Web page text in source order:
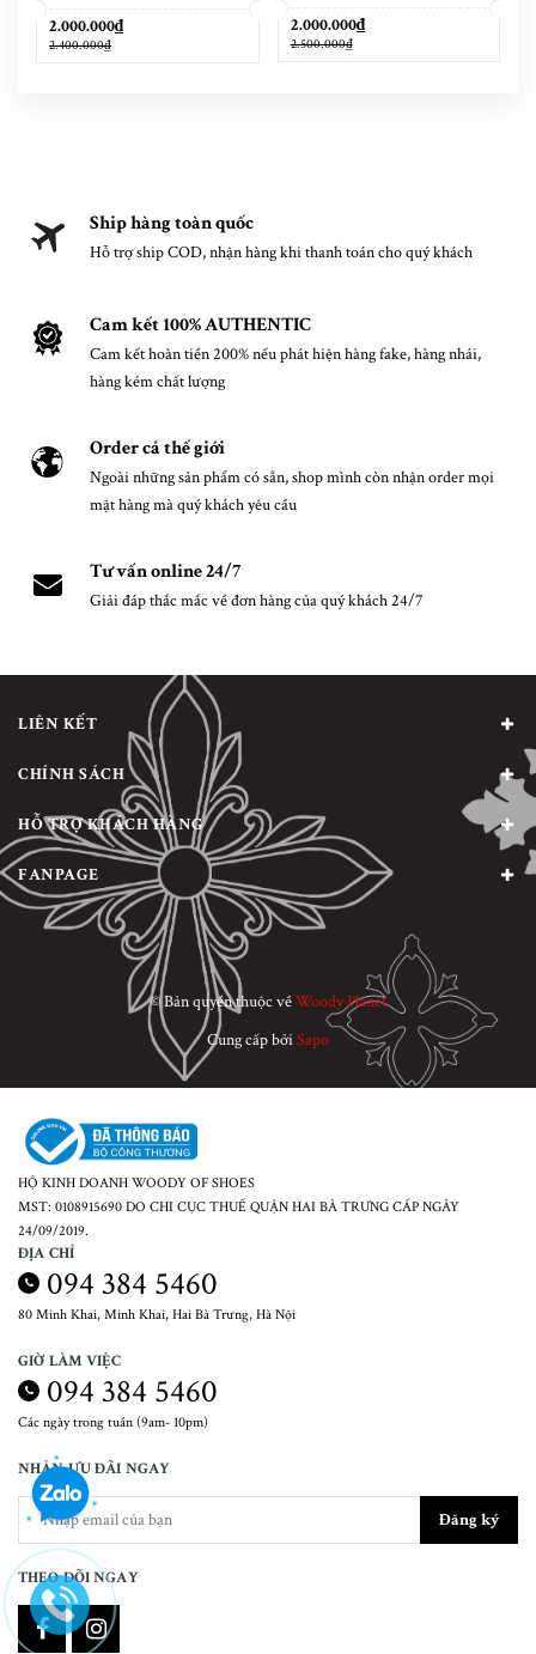
2.000.000₫
2.400.000₫
2.000.000₫
2.500.000₫
Ship hàng toàn quốc
Hỗ trợ ship COD, nhận hàng khi thanh toán cho quý khách
Cam kết 100% AUTHENTIC
Cam kết hoàn tiền 200% nếu phát hiện hàng fake, hàng nhái,
hàng kém chất lượng
Order cả thế giới
Ngoài những sản phẩm có sẵn, shop mình còn nhận order mọi
mặt hàng mà quý khách yêu cầu
Tư vấn online 24/7
Giải đáp thắc mắc về đơn hàng của quý khách 24/7
LIÊN KẾT
CHÍNH SÁCH
HỖ TRỢ KHÁCH HÀNG
FANPAGE
© Bản quyền thuộc vềWoody Planet
Cung cấp bởiSapo
HỘ KINH DOANH WOODY OF SHOES
MST: 0108915690 DO CHI CỤC THUẾ QUẬN HAI BÀ TRƯNG CẤP NGÀY
24/09/2019.
ĐỊA CHỈ
094 384 5460
80 Minh Khai, Minh Khai, Hai Bà Trưng, Hà Nội
GIỜ LÀM VIỆC
094 384 5460
Các ngày trong tuần (9am- 10pm)
NHẬN ƯU ĐÃI NGAY
Đăng ký
THEO DÕI NGAY